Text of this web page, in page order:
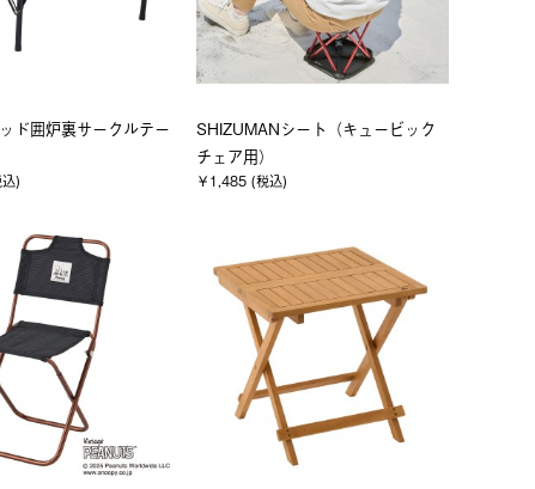
ド囲炉裏サークルテー
)
SHIZUMANシート（キュービック
チェア用）
￥1,485 (税込)